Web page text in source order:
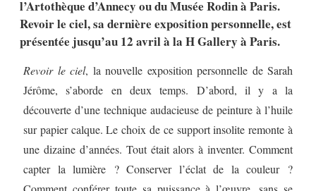
l’Artothèque d’Annecy ou du Musée Rodin à Paris.
Revoir le ciel, sa dernière exposition personnelle, est
présentée jusqu’au 12 avril à la H Gallery à Paris.
Revoir le ciel, la nouvelle exposition personnelle de Sarah
Jérôme, s’aborde en deux temps. D’abord, il y a la
découverte d’une technique audacieuse de peinture à l’huile
sur papier calque. Le choix de ce support insolite remonte à
une dizaine d’années. Tout était alors à inventer. Comment
capter la lumière ? Conserver l’éclat de la couleur ?